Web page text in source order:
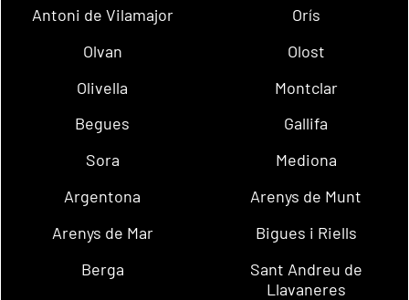
Antoni de Vilamajor
Orís
Olvan
Olost
Olivella
Montclar
Begues
Gallifa
Sora
Mediona
Argentona
Arenys de Munt
Arenys de Mar
Bigues i Riells
Berga
Sant Andreu de
Llavaneres